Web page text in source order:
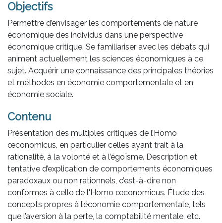
Objectifs
Permettre d’envisager les comportements de nature
économique des individus dans une perspective
économique critique. Se familiariser avec les débats qui
animent actuellement les sciences économiques à ce
sujet. Acquérir une connaissance des principales théories
et méthodes en économie comportementale et en
économie sociale.
Contenu
Présentation des multiples critiques de l’Homo
œconomicus, en particulier celles ayant trait à la
rationalité, à la volonté et à l’égoïsme. Description et
tentative d’explication de comportements économiques
paradoxaux ou non rationnels, c’est-à-dire non
conformes à celle de l'Homo œconomicus. Étude des
concepts propres à l’économie comportementale, tels
que l’aversion à la perte, la comptabilité mentale, etc.